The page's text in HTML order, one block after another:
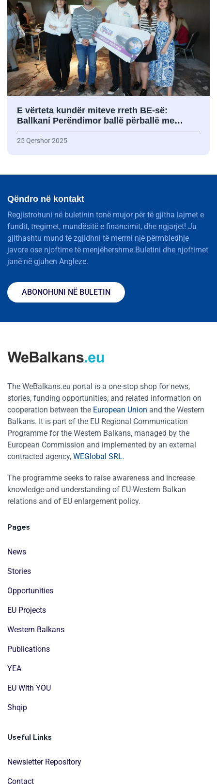
E vërteta kundër miteve rreth BE-së:
Ballkani Perëndimor ballë përballë me…
25 Qershor 2025
Qëndro në kontakt
Regjistrohuni në buletinin tonë mujor për të gjitha lajmet e
fundit, tregimet, mundësitë e financimit, dhe ngjarjet! Ju
gjithashtu mund të zgjidhni të merrni një përmbledhje
javore ose njoftime të menjëhershme.Buletini dhe njoftimet
janë në gjuhen Angleze.
ABONOHUNI NË BULETIN
The WeBalkans.eu portal is a one-stop shop for news,
stories, funding opportunities, and related information on
cooperation between the European Union and the Western
Balkans. It is part of the EU Regional Communication
Programme for the Western Balkans, managed by the
European Commission and implemented by an external
contracted agency, WEGlobal SRL.
The programme seeks to raise awareness and increase
knowledge and understanding of EU-Western Balkan
relations and of EU enlargement policy.
Pages
News
Stories
Opportunities
EU Projects
Western Balkans
Publications
YEA
EU With YOU
Shqip
Useful Links
Newsletter Repository
Contact